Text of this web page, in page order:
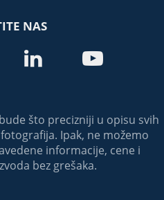
NAS
 
što precizniji u opisu svih
Ipak, ne možemo
informacije, cene i
bez grešaka.